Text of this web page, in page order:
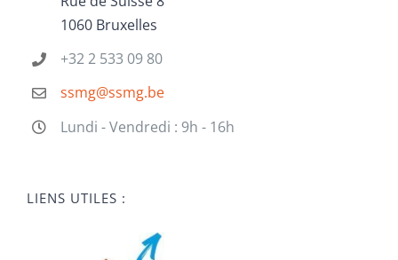
1060 Bruxelles
+32 2 533 09 80
ssmg@ssmg.be
Lundi - Vendredi : 9h - 16h
LIENS UTILES :